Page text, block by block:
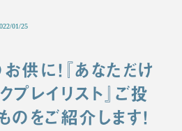
01/25
供に！『あなただけ
レイリスト』ご投
をご紹介します！